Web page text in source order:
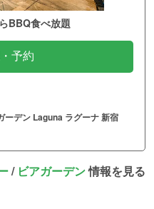
BBQ食べ放題
予約
ーデン Laguna ラグーナ 新宿
/ ビアガーデン情報を見る